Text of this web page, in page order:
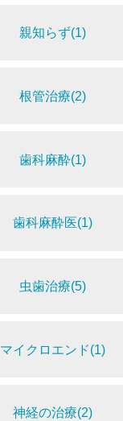
親知らず(1)
根管治療(2)
歯科麻酔(1)
歯科麻酔医(1)
虫歯治療(5)
マイクロエンド(1)
神経の治療(2)